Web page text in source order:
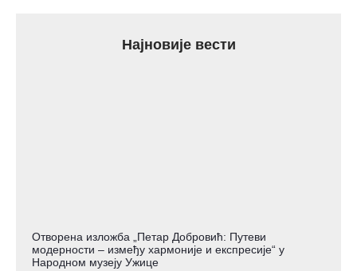
Најновије вести
Отворена изложба „Петар Добровић: Путеви
модерности – између хармоније и експресије“ у
Народном музеју Ужице